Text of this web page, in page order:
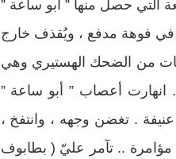
التي حصل منها ” أبو ساعة ”
فوهة مدفع ، ويُقذف خارج
من الضحك الهستيري وهي
انهارت أعصاب ” أبو ساعة ”
. تغضن وجهه ، وانتفخ ،
.. تآمر عليّ ( بطابوف